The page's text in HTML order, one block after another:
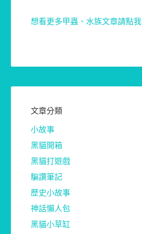
想看更多甲蟲、水族文章請點我
文章分類
小故事
黑貓開箱
黑貓打遊戲
騙讚筆記
歷史小故事
神話懶人包
黑貓小草缸